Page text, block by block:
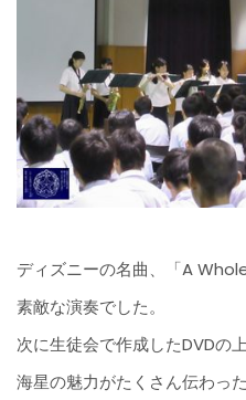
ディズニーの名曲、「A
素敵な演奏でした。
次に生徒会で作成したDVDの上
海星の魅力がたくさん伝わっ